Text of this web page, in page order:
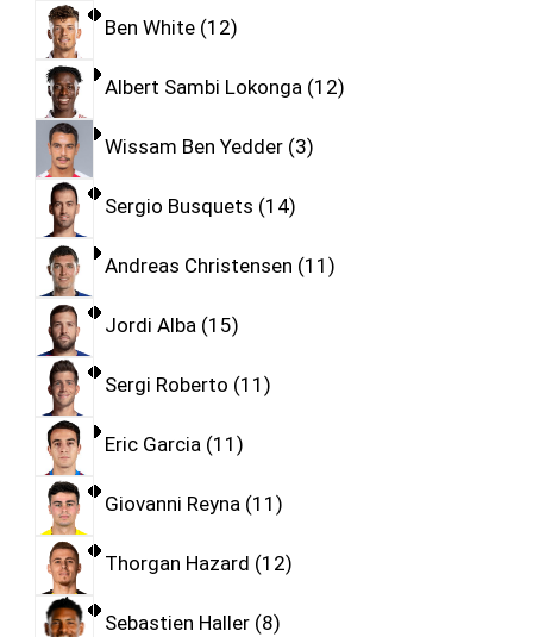
Ben White 12
Albert Sambi Lokonga 12
Wissam Ben Yedder 3
Sergio Busquets 14
Andreas Christensen 11
Jordi Alba 15
Sergi Roberto 11
Eric Garcia 11
Giovanni Reyna 11
Thorgan Hazard 12
Sebastien Haller 8